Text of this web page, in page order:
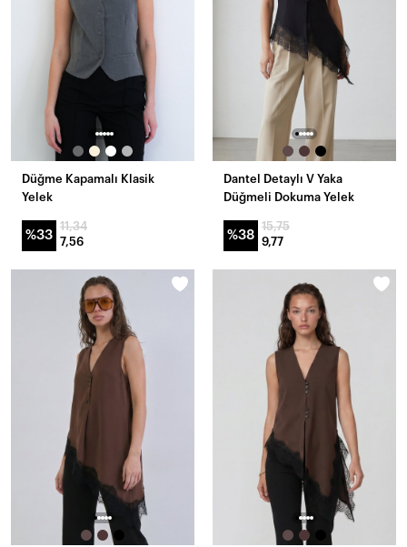
Düğme Kapamalı Klasik
Yelek
%33
11,34
7,56
Dantel Detaylı V Yaka
Düğmeli Dokuma Yelek
%38
15,75
9,77